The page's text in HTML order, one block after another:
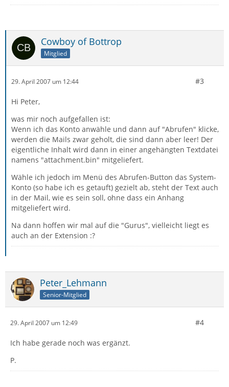
Cowboy of Bottrop
Mitglied
29. April 2007 um 12:44 #3
Hi Peter,
was mir noch aufgefallen ist:
Wenn ich das Konto anwähle und dann auf "Abrufen" klicke,
werden die Mails zwar geholt, die sind dann aber leer! Der
eigentliche Inhalt wird dann in einer angehängten Textdatei
namens "attachment.bin" mitgeliefert.
Wähle ich jedoch im Menü des Abrufen-Button das System-
Konto (so habe ich es getauft) gezielt ab, steht der Text auch
in der Mail, wie es sein soll, ohne dass ein Anhang
mitgeliefert wird.
Na dann hoffen wir mal auf die "Gurus", vielleicht liegt es
auch an der Extension :?
Peter_Lehmann
Senior-Mitglied
29. April 2007 um 12:49 #4
Ich habe gerade noch was ergänzt.
P.